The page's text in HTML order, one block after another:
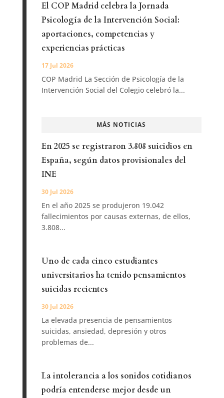
El COP Madrid celebra la Jornada
Psicología de la Intervención Social:
aportaciones, competencias y
experiencias prácticas
17 Jul 2026
COP Madrid La Sección de Psicología de la
Intervención Social del Colegio celebró la...
MÁS NOTICIAS
En 2025 se registraron 3.808 suicidios en
España, según datos provisionales del
INE
30 Jul 2026
En el año 2025 se produjeron 19.042
fallecimientos por causas externas, de ellos,
3.808...
Uno de cada cinco estudiantes
universitarios ha tenido pensamientos
suicidas recientes
30 Jul 2026
La elevada presencia de pensamientos
suicidas, ansiedad, depresión y otros
problemas de...
La intolerancia a los sonidos cotidianos
podría entenderse mejor desde un